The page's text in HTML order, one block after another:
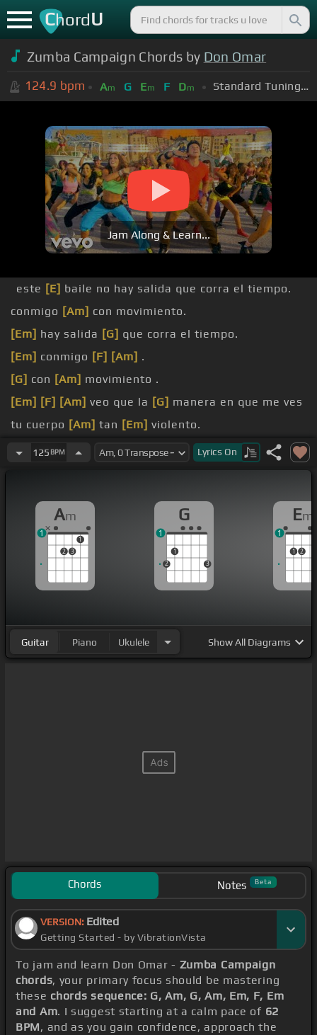
ChordU
Zumba Campaign Chords by Don Omar
124.9 bpm Am G Em F Dm Standard Tuning (EADGBE)
Jam Along & Learn...
este [E] baile no hay salida que corra el tiempo.
conmigo [Am] con movimiento.
[Em] hay salida [G] que corra el tiempo.
[Em] conmigo [F] [Am] .
[G] con [Am] movimiento .
[Em] [F] [Am] veo que la [G] manera en que me ves
tu cuerpo [Am] tan [Em] violento.
ese[G]cuerpo que me quiere [Am]otro .
hay salida que
125 BPM Lyrics On
Am
2 3
1
1
G
2
1
3
1
Em
1 2
1
Guitar Piano Ukulele ShowAll Diagrams
Chords Notes Beta
VERSION: Edited
Getting Started - by VibrationVista
To jam and learn Don Omar - Zumba Campaign
chords, your primary focus should be mastering
these chords sequence: G, Am, G, Am, Em, F, Em
and Am. I suggest starting at a calm pace of 62
BPM, and as you gain confidence, approach the